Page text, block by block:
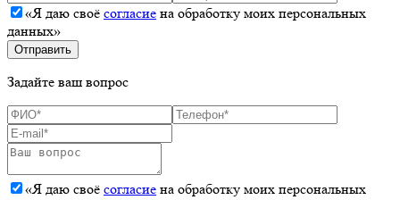
«Я даю своё согласие на обработку моих персональных
данных»
Задайте ваш вопрос
«Я даю своё согласие на обработку моих персональных